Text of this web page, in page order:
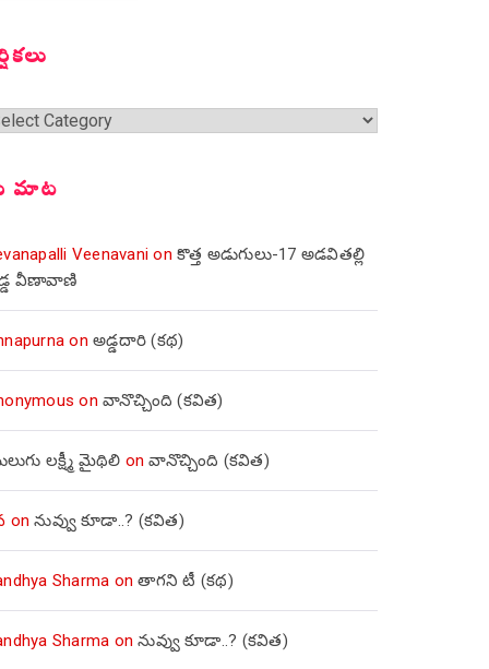
మాట
Veenavani onకొత్త అడుగులు-17 అడవితల్లి
వీణావాణి
onఅడ్డదారి (కథ)
onవానొచ్చింది (కవిత)
లక్ష్మీ మైథిలి onవానొచ్చింది (కవిత)
onనువ్వు కూడా..? (కవిత)
Sharma onతాగని టీ (కథ)
Sharma onనువ్వు కూడా..? (కవిత)